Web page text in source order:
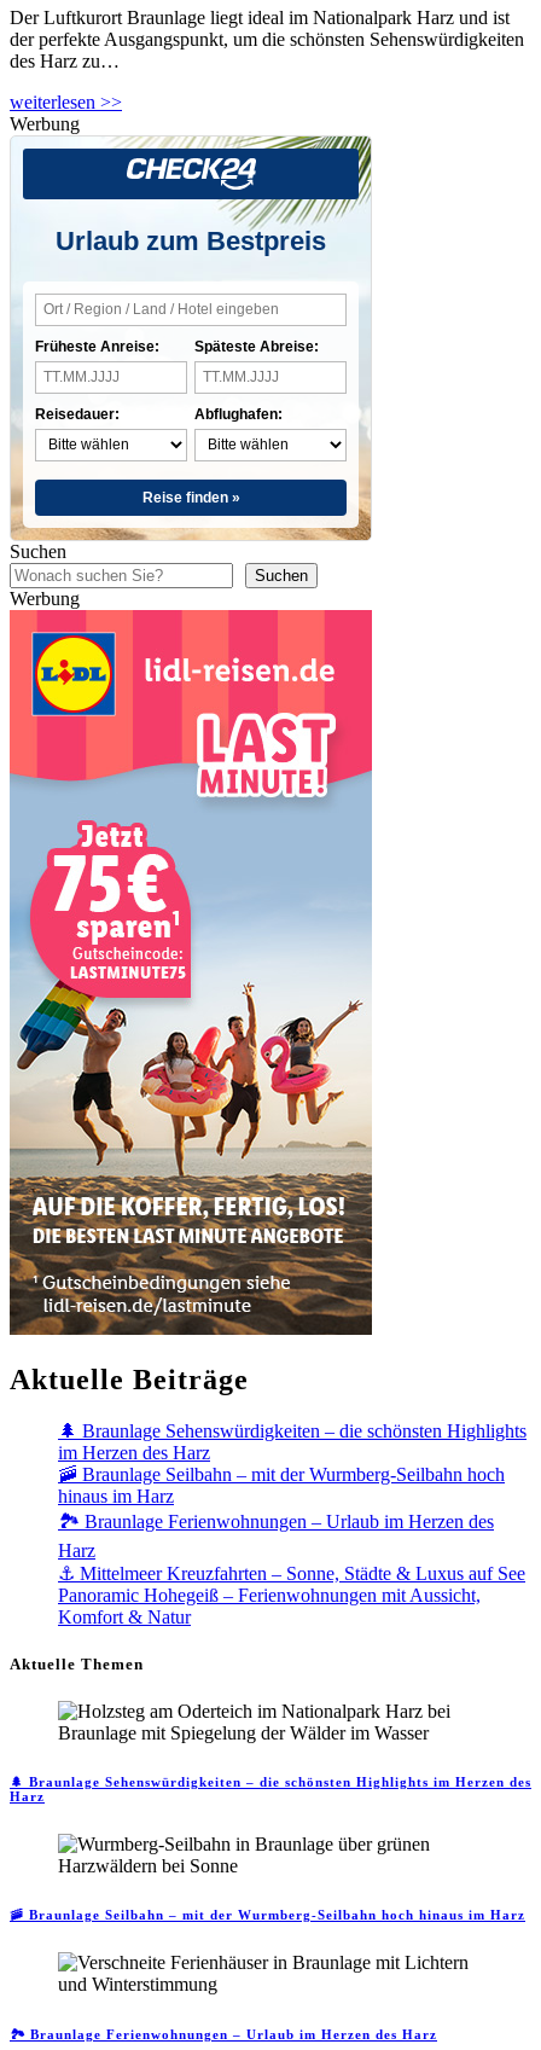
Der Luftkurort Braunlage liegt ideal im Nationalpark Harz und ist
der perfekte Ausgangspunkt, um die schönsten Sehenswürdigkeiten
des Harz zu…
weiterlesen >>
Werbung
Urlaub zum Bestpreis
Früheste Anreise:
Reisedauer:
Späteste Abreise:
Abflughafen:
Reise finden »
Suchen
Suchen
Werbung
Aktuelle Beiträge
🌲 Braunlage Sehenswürdigkeiten – die schönsten Highlights
im Herzen des Harz
🚠 Braunlage Seilbahn – mit der Wurmberg-Seilbahn hoch
hinaus im Harz
🏞️ Braunlage Ferienwohnungen – Urlaub im Herzen des
Harz
⚓ Mittelmeer Kreuzfahrten – Sonne, Städte & Luxus auf See
Panoramic Hohegeiß – Ferienwohnungen mit Aussicht,
Komfort & Natur
Aktuelle Themen
🌲 Braunlage Sehenswürdigkeiten – die schönsten Highlights im Herzen des
Harz
🚠 Braunlage Seilbahn – mit der Wurmberg-Seilbahn hoch hinaus im Harz
🏞️ Braunlage Ferienwohnungen – Urlaub im Herzen des Harz